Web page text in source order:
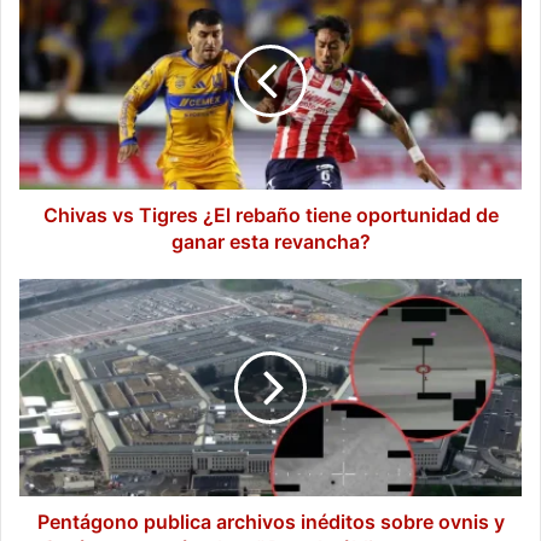
vs
Tigres
rebaño
tiene
oportunidad
de
ganar
estaChivas vs Tigres ¿El rebaño tiene oportunidad de
ganar esta revancha?
Pentágono
publica
archivos
inéditos
sobre
ovnis
fenómenos
anómalos:
“Que
Pentágono publica archivos inéditos sobre ovnis y